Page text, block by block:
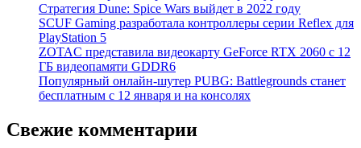
Стратегия Dune: Spice Wars выйдет в 2022 году
SCUF Gaming разработала контроллеры серии Reflex для
PlayStation 5
ZOTAC представила видеокарту GeForce RTX 2060 с 12
ГБ видеопамяти GDDR6
Популярный онлайн-шутер PUBG: Battlegrounds станет
бесплатным с 12 января и на консолях
Свежие комментарии